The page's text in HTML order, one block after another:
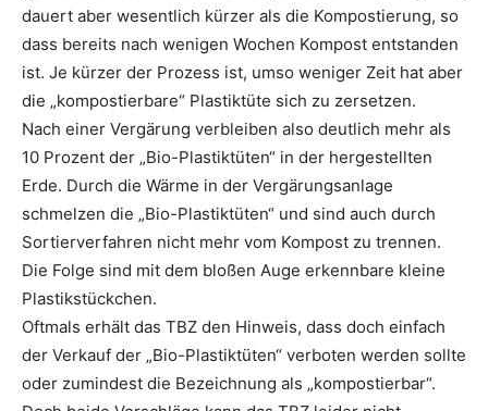
dauert aber wesentlich kürzer als die Kompostierung, so
dass bereits nach wenigen Wochen Kompost entstanden
ist. Je kürzer der Prozess ist, umso weniger Zeit hat aber
die „kompostierbare“ Plastiktüte sich zu zersetzen.
Nach einer Vergärung verbleiben also deutlich mehr als
10 Prozent der „Bio-Plastiktüten“ in der hergestellten
Erde. Durch die Wärme in der Vergärungsanlage
schmelzen die „Bio-Plastiktüten“ und sind auch durch
Sortierverfahren nicht mehr vom Kompost zu trennen.
Die Folge sind mit dem bloßen Auge erkennbare kleine
Plastikstückchen.
Oftmals erhält das TBZ den Hinweis, dass doch einfach
der Verkauf der „Bio-Plastiktüten“ verboten werden sollte
oder zumindest die Bezeichnung als „kompostierbar“.